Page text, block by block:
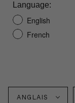
Language:
English
French
Langue
ANGLAIS